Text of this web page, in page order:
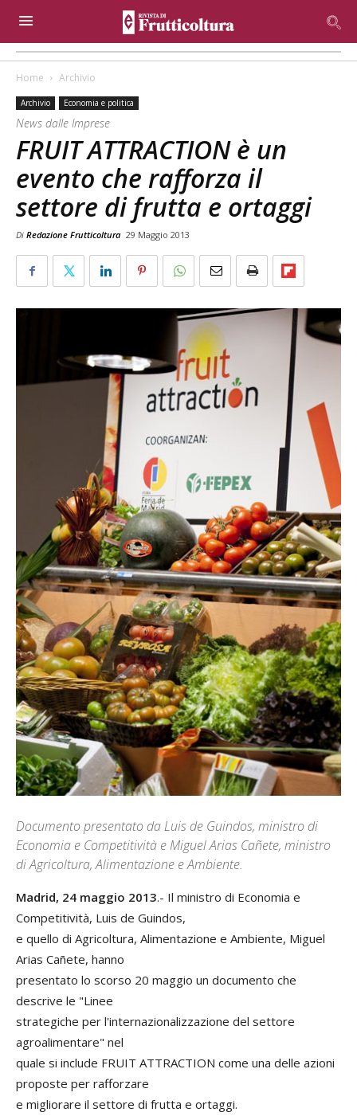
Home Archivio
Archivio Economia e politica
News dalle Imprese
FRUIT ATTRACTION è un
evento che rafforza il
settore di frutta e ortaggi
Di Redazione Frutticoltura 29 Maggio 2013
Documento presentato da Luis de Guindos, ministro di
Economia e Competitività e Miguel Arias Cañete, ministro
di Agricoltura, Alimentazione e Ambiente.
Madrid, 24 maggio 2013.- Il ministro di Economia e
Competitività, Luis de Guindos,
e quello di Agricoltura, Alimentazione e Ambiente, Miguel
Arias Cañete, hanno
presentato lo scorso 20 maggio un documento che
descrive le "Linee
strategiche per l'internazionalizzazione del settore
agroalimentare" nel
quale si include FRUIT ATTRACTION come una delle azioni
proposte per rafforzare
e migliorare il settore di frutta e ortaggi.